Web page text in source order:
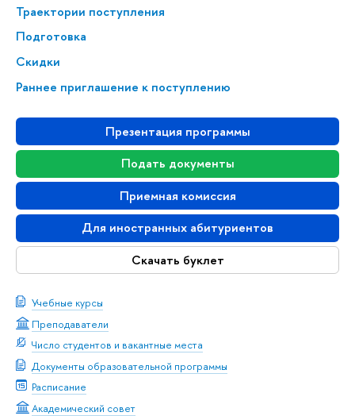
Траектории поступления
Подготовка
Скидки
Раннее приглашение к поступлению
Презентация программы
Подать документы
Приемная комиссия
Для иностранных абитуриентов
Скачать буклет
Учебные курсы
Преподаватели
Число студентов и вакантные места
Документы образовательной программы
Расписание
Академический совет